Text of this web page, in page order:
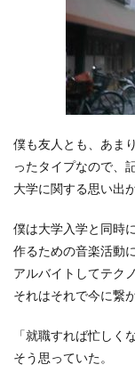
僕も友人とも、あま
ったタイプなので、
大学に関する思い出
僕は大学入学と同時
作るための音楽活動
アルバイトしてテク
それはそれで今に繋
「就職すれば忙しく
そう思っていた。